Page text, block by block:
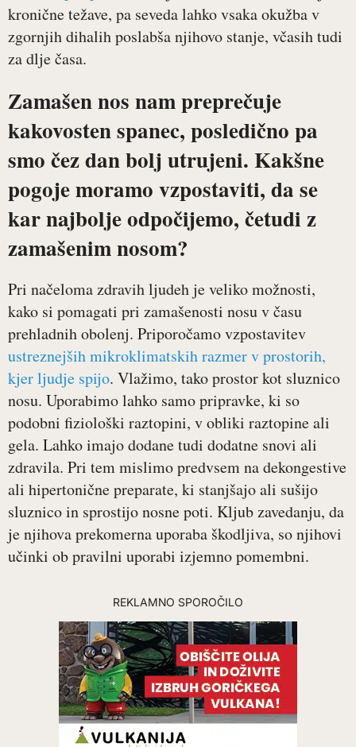
kronične težave, pa seveda lahko vsaka okužba v
zgornjih dihalih poslabša njihovo stanje, včasih tudi
za dlje časa.
Zamašen nos nam preprečuje
kakovosten spanec, posledično pa
smo čez dan bolj utrujeni. Kakšne
pogoje moramo vzpostaviti, da se
kar najbolje odpočijemo, četudi z
zamašenim nosom?
Pri načeloma zdravih ljudeh je veliko možnosti,
kako si pomagati pri zamašenosti nosu v času
prehladnih obolenj. Priporočamo vzpostavitev
ustreznejših mikroklimatskih razmer v prostorih,
kjer ljudje spijo. Vlažimo, tako prostor kot sluznico
nosu. Uporabimo lahko samo pripravke, ki so
podobni fiziološki raztopini, v obliki raztopine ali
gela. Lahko imajo dodane tudi dodatne snovi ali
zdravila. Pri tem mislimo predvsem na dekongestive
ali hipertonične preparate, ki stanjšajo ali sušijo
sluznico in sprostijo nosne poti. Kljub zavedanju, da
je njihova prekomerna uporaba škodljiva, so njihovi
učinki ob pravilni uporabi izjemno pomembni.
REKLAMNO SPOROČILO